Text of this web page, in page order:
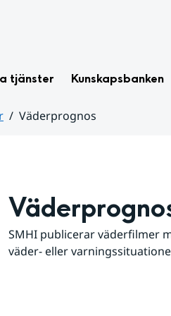
tjänster Kunskapsbanken
Väderprognos
SMHI publicerar väderfilmer
väder- eller